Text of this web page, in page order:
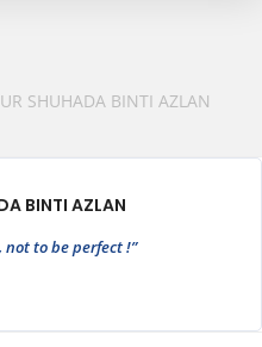
SHUHADA BINTI AZLAN
BINTI AZLAN
not to be perfect !”